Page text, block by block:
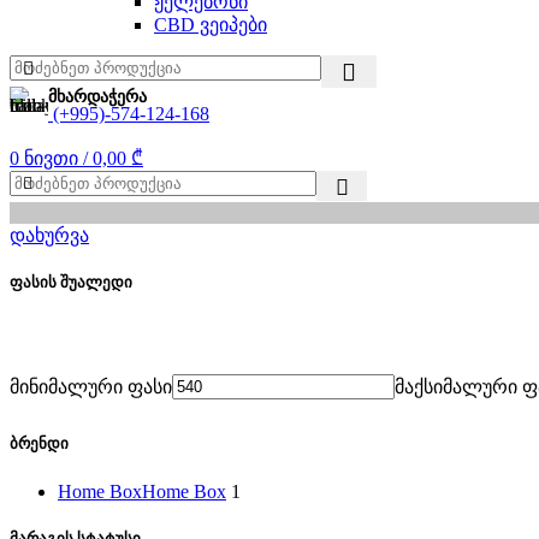
CBD ვეიპები
მხარდაჭერა
(+995)-574-124-168
0 ნივთი / 0,00 ₾
დახურვა
ფასის შუალედი
მინიმალური ფასი მაქსიმალური
ბრენდი
Home BoxHome Box 1